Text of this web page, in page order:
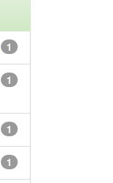
1
1
1
1